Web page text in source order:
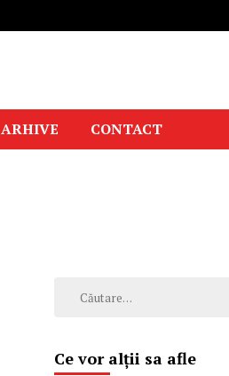
ARHIVE CONTACT
Caută
Ce vor alții sa afle